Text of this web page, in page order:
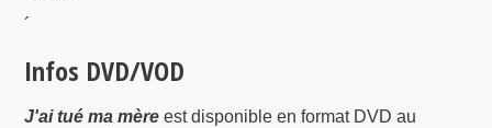
´
Infos DVD/VOD
J'ai tué ma mère est disponible en format DVD au